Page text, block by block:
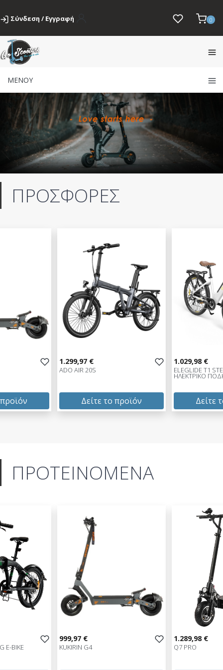
Σύνδεση / Εγγραφή 0
ΜΕΝΟΥ
ΠΡΟΣΦΟΡΕΣ
1.299,97 €
ADO AIR 20S
Δείτε το προϊόν
1.029,98 €
ELEGLIDE T1
ΗΛΕΚΤΡΙΚΟ
Δείτε
ΠΡΟΤΕΙΝΟΜΕΝΑ
E-BIKE
999,97 €
KUKIRIN G4
1.289,98 €
Q7 PRO